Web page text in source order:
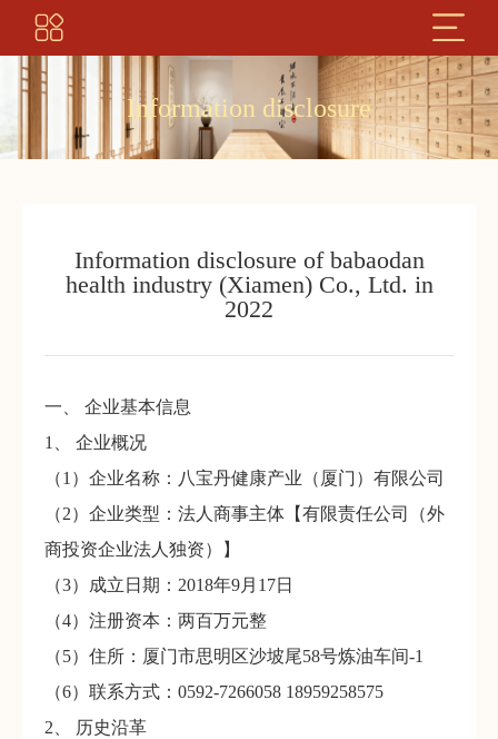
Information disclosure
Information disclosure of babaodan
health industry (Xiamen) Co., Ltd. in
2022
一、 企业基本信息
1、 企业概况
（1）企业名称：八宝丹健康产业（厦门）有限公司
（2）企业类型：法人商事主体【有限责任公司（外
商投资企业法人独资）】
（3）成立日期：2018年9月17日
（4）注册资本：两百万元整
（5）住所：厦门市思明区沙坡尾58号炼油车间-1
（6）联系方式：0592-7266058 18959258575
2、 历史沿革